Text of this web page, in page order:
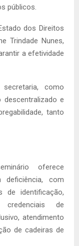
públicos.
dos Direitos
Trindade Nunes,
a efetividade
como
descentralizado e
tanto
oferece
com
de identificação,
de
atendimento
de cadeiras de